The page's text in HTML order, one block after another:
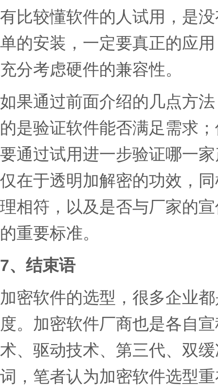
有比较懂软件的人试用，是
单的安装，一定要真正的应
充分考虑硬件的兼容性。
如果通过前面介绍的几点方
的是验证软件能否满足需求
要通过试用进一步验证哪一
仅在于透明加解密的功效，
理相符，以及是否与厂家的
的重要标准。
7、结束语
加密软件的选型，很多企业
度。加密软件厂商也是各自
术、驱动技术、第三代、双
词，笔者认为加密软件选型